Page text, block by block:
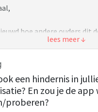
hoe andere ouders dit
Ik ben Daniel een
behoefte aan structuur en
vergeet of toch
van water. Ik merk dat
de
een hindernis in
En zou je de app
proberen?